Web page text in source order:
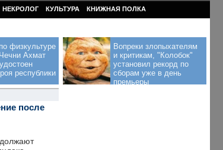
НЕКРОЛОГ КУЛЬТУРА КНИЖНАЯ ПОЛКА
физкультуре
Ахмат
республики
Вопреки злопыхателям
и критикам, "Колобок"
установил рекорд по
сборам уже в день
премьеры
после